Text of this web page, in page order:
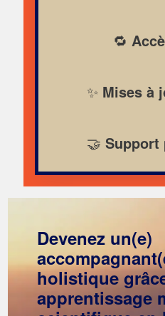
🔁
✨ Mises à
🤝 Support
Devenez un(e)
holistique
apprentissage